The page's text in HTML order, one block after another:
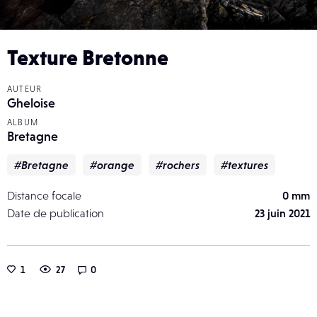
Texture Bretonne
AUTEUR
Gheloise
ALBUM
Bretagne
#Bretagne #orange #rochers #textures
Distance focale
0 mm
Date de publication
23 juin 2021
1 27 0